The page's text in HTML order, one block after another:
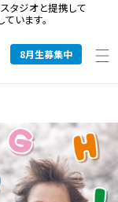
タジオと提携して
います。
8月生募集中